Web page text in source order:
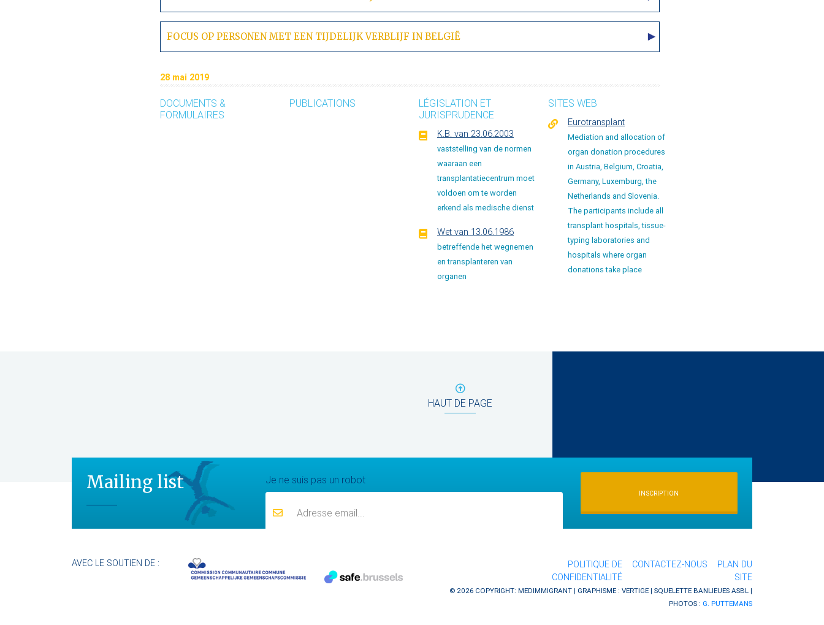
FOCUS OP PERSONEN MET EEN TIJDELIJK VERBLIJF IN BELGIË
28 mai 2019
DOCUMENTS &
FORMULAIRES
PUBLICATIONS
LÉGISLATION ET
JURISPRUDENCE
K.B. van 23.06.2003
vaststelling van de normen
waaraan een
transplantatiecentrum moet
voldoen om te worden
erkend als medische dienst
Wet van 13.06.1986
betreffende het wegnemen
en transplanteren van
organen
SITES WEB
Eurotransplant
Mediation and allocation of
organ donation procedures
in Austria, Belgium, Croatia,
Germany, Luxemburg, the
Netherlands and Slovenia.
The participants include all
transplant hospitals, tissue-
typing laboratories and
hospitals where organ
donations take place
HAUT DE PAGE
Mailing list Je ne suis pas un robotMailing list
INSCRIPTION
AVEC LE SOUTIEN DE :
POLITIQUE DE
CONFIDENTIALITÉ
CONTACTEZ-NOUS
PLAN DU
SITE
© 2026 COPYRIGHT: MEDIMMIGRANT | GRAPHISME : VERTIGE | SQUELETTE BANLIEUES ASBL |
PHOTOS : G. PUTTEMANS